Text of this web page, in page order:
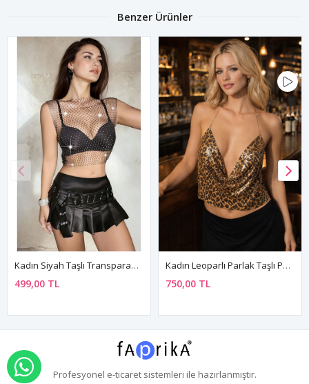
Benzer Ürünler
Kadın Siyah Taşlı Transparan Kolsuz File Bluz Gece Kulübü Ve Rave Parti Üstü
499,00 TL
Kadın Leoparlı Parlak Taşlı Payetli Mini Crop Kayık Yaka Seksi Zincirli Bluz Zırh Büstiyer
750,00 TL
Profesyonel e-ticaretsistemleri ile hazırlanmıştır.